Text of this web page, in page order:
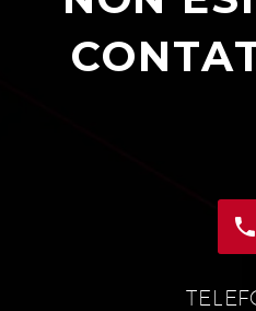

